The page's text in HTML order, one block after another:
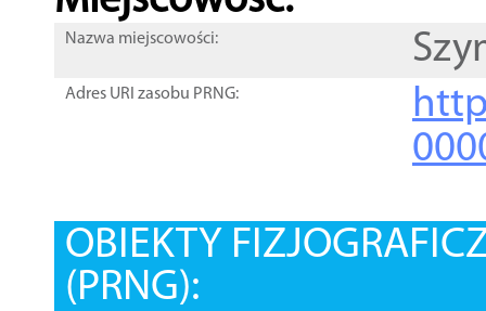
Nazwa miejscowości:
Adres URI zasobu PRNG:
OBIEKTY
(PRNG):